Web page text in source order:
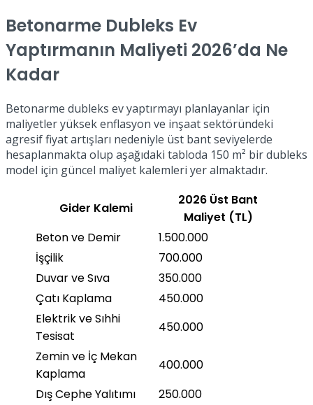
Betonarme Dubleks Ev
Yaptırmanın Maliyeti 2026’da Ne
Kadar
Betonarme dubleks ev yaptırmayı planlayanlar için
maliyetler yüksek enflasyon ve inşaat sektöründeki
agresif fiyat artışları nedeniyle üst bant seviyelerde
hesaplanmakta olup aşağıdaki tabloda 150 m² bir dubleks
model için güncel maliyet kalemleri yer almaktadır.
Gider Kalemi
2026 Üst Bant
Maliyet (TL)
Beton ve Demir
1.500.000
İşçilik
700.000
Duvar ve Sıva
350.000
Çatı Kaplama
450.000
Elektrik ve Sıhhi
Tesisat
450.000
Zemin ve İç Mekan
Kaplama
400.000
Dış Cephe Yalıtımı
250.000